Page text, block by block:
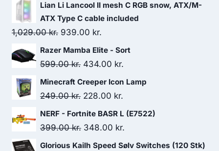
Lian Li Lancool II mesh C RGB snow, ATX/M-
ATX Type C cable included
1,029.00kr. Original
price
was:
939.00 kr.
price
is:
Razer Mamba Elite - Sort
599.00kr. Original
price
was:
434.00 kr.
price
434.00 kr..
Minecraft Creeper Icon Lamp
249.00kr. Original
price
was:
228.00 kr.
price
NERF - Fortnite BASR L (E7522)
399.00kr. Original
price
348.00 kr.
price
Glorious Kailh Speed Sølv Switches (120 Stk)